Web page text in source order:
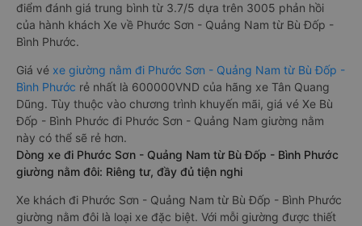
điểm đánh giá trung bình từ 3.7/5 dựa trên 3005 phản hồi
của hành khách Xe về Phước Sơn - Quảng Nam từ Bù Đốp -
Bình Phước.
Giá vé xe giường nằm đi Phước Sơn - Quảng Nam từ Bù Đốp -
Bình Phước rẻ nhất là 600000VND của hãng xe Tân Quang
Dũng. Tùy thuộc vào chương trình khuyến mãi, giá vé Xe Bù
Đốp - Bình Phước đi Phước Sơn - Quảng Nam giường nằm
này có thể sẽ rẻ hơn.
Dòng xe đi Phước Sơn - Quảng Nam từ Bù Đốp - Bình Phước
giường nằm đôi: Riêng tư, đầy đủ tiện nghi
Xe khách đi Phước Sơn - Quảng Nam từ Bù Đốp - Bình Phước
giường nằm đôi là loại xe đặc biệt. Với mỗi giường được thiết